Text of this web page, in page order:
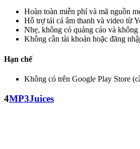
Hoàn toàn miễn phí và mã nguồn
Hỗ trợ tải cả âm thanh và video từ
Nhẹ, không có quảng cáo và
Không cần tài khoản hoặc đăng
Hạn chế
Không có trên Google Play Store
4MP3Juices